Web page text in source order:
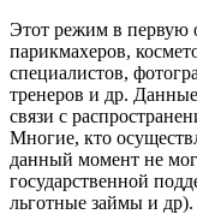
Этот режим в первую
парикмахеров,
специалистов,
тренеров и др.
связи с
Многие, кто
данный момент не
государственной
льготные займы и др).